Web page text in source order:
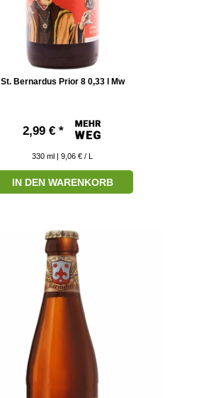
St. Bernardus Prior 8 0,33 l Mw
2,99 € *
330 ml | 9,06 € / L
IN DEN WARENKORB